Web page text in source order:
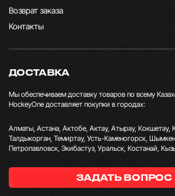
Возврат заказа
Контакты
ДОСТАВКА
Мы обеспечиваем доставку товаров по всему
HockeyOne доставляет покупки в городах:
Алматы, Астана, Актобе, Актау, Атырау, Кокшетау,
Талдыкорган, Темиртау, Усть-Каменогорск,
Петропавловск, Экибастуз, Уральск, Костанай,
ЗАДАТЬ ВОПРОС